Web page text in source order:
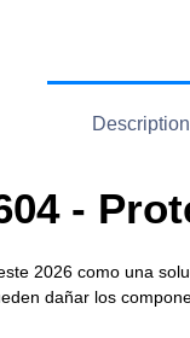
Description
-
2026 como una
dañar los